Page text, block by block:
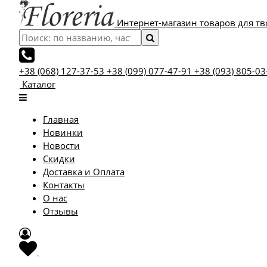
Интернет-магазин товаров для
+38 (068) 127-37-53 +38 (099) 077-47-91 +38 (093) 805-
Каталог
Главная
Новинки
Новости
Скидки
Доставка и Оплата
Контакты
О нас
Отзывы